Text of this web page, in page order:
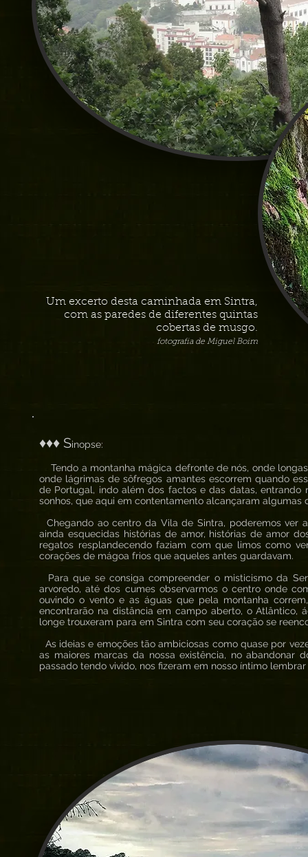
Um excerto desta caminhada em Sintra,
com as paredes de diferentes quintas
cobertas de musgo.
fotografia de Miguel Boim
♦♦♦ Sinopse:
Tendo a montanha mágica defronte de nós, onde
onde lágrimas de sôfregos amantes escorrem quando
de Portugal, indo além dos factos e das datas, entrando
sonhos, que aqui em contentamento alcançaram algumas
Chegando ao centro da Vila de Sintra, poderemos ver
ainda esquecidas histórias de amor, histórias de amor
regatos resplandecendo faziam com que limos como
corações de mágoa frios que aqueles antes guardavam.
Para que se consiga compreender o misticismo da
arvoredo, até dos cumes observarmos o centro onde
ouvindo o vento e as águas que pela montanha
encontrarão na distância em campo aberto, o Atlântico,
longe trouxeram para em Sintra com seu coração se
As ideias e emoções tão ambiciosas como quase por
as maiores marcas da nossa existência, no abandonar
passado tendo vivido, nos fizeram em nosso íntimo